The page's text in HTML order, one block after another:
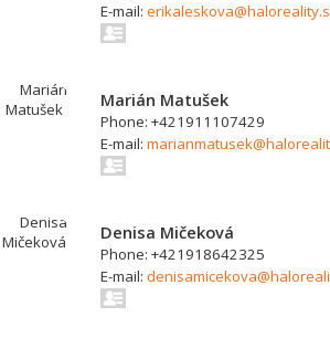
E-mail:
Marián Matušek
Phone: +421911107429
E-mail:
Denisa Mičeková
Phone: +421918642325
E-mail: